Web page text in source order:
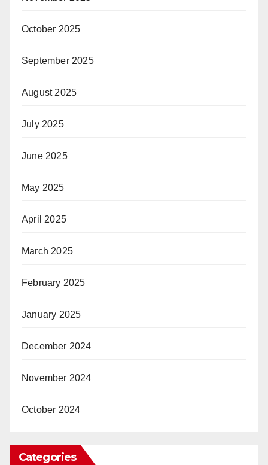
October 2025
September 2025
August 2025
July 2025
June 2025
May 2025
April 2025
March 2025
February 2025
January 2025
December 2024
November 2024
October 2024
Categories